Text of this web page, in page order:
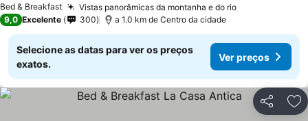
Bed & Breakfast Vistas panorâmicas da montanha e do rio
9,0 Excelente 300 a 1.0 km de Centro da cidade
Selecione as datas para ver os preços
exatos.
Ver preços
Partilhar